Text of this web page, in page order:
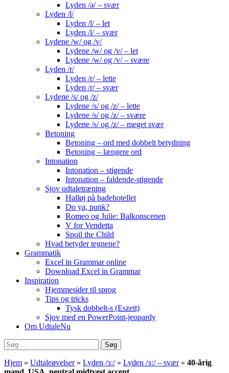
Lyden /ə/ – svær
Lyden /l/
Lyden /l/ – let
Lyden /l/ – svær
Lydene /w/ og /v/
Lydene /w/ og /v/ – let
Lydene /w/ og /v/ – svære
Lyden /r/
Lyden /r/ – lette
Lyden /r/ – svær
Lydene /s/ og /z/
Lydene /s/ og /z/ – lette
Lydene /s/ og /z/ – svære
Lydene /s/ og /z/ – meget svær
Betoning
Betoning – ord med dobbelt betydning
Betoning – længere ord
Intonation
Intonation – stigende
Intonation – faldende-stigende
Sjov udtaletræning
Halløj på badehotellet
Do ya, punk?
Romeo og Julie: Balkonscenen
V for Vendetta
Spoil the Child
Hvad betyder tegnene?
Grammatik
Excel in Grammar online
Download Excel in Grammar
Inspiration
Hjemmesider til sprog
Tips og tricks
Tysk dobbelt-s (Eszett)
Sjov med en PowerPoint-jeopardy
Om UdtaleNu
Søg
efter:
Hjem » Udtaleøvelser» Lyden /ɜ:/» Lyden /ɜ:/ – svær» 40-årig